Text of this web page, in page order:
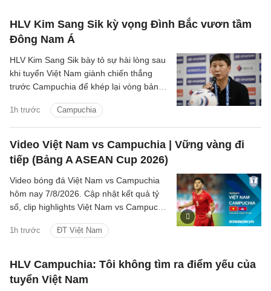
HLV Kim Sang Sik kỳ vọng Đình Bắc vươn tầm
Đông Nam Á
1h trước Campuchia
HLV Kim Sang Sik bày tỏ sự hài lòng sau
khi tuyển Việt Nam giành chiến thắng
trước Campuchia để khép lại vòng bảng
đồng thời dành nhiều lời khen cho
Nguyễn Đình Bắc.
Video Việt Nam vs Campuchia | Vững vàng đi
tiếp (Bảng A ASEAN Cup 2026)
1h trước ĐT Việt Nam
Video bóng đá Việt Nam vs Campuchia
hôm nay 7/8/2026. Cập nhật kết quả tỷ
số, clip highlights Việt Nam vs Campuchia
huống trên sân.
HLV Campuchia: Tôi không tìm ra điểm yếu của
tuyển Việt Nam